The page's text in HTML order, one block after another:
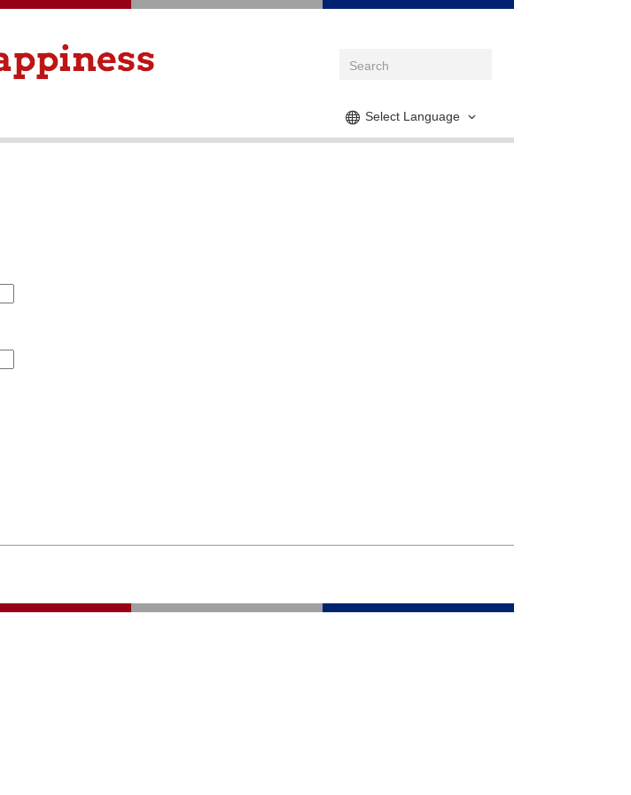
Select Language